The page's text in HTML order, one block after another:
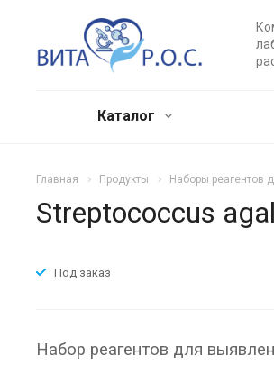
Каталог
Главная Продукты Наборы реагентов
Streptococcus
Под заказ
Набор реагентов для